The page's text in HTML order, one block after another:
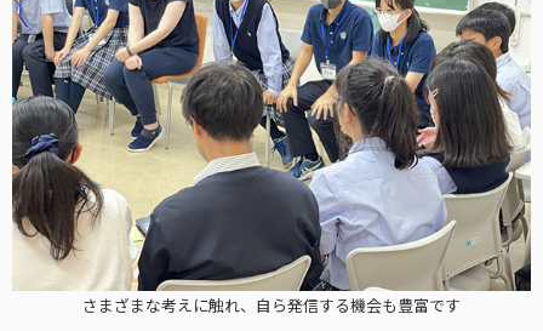
さまざまな考えに触れ、自ら発信する機会も豊富です